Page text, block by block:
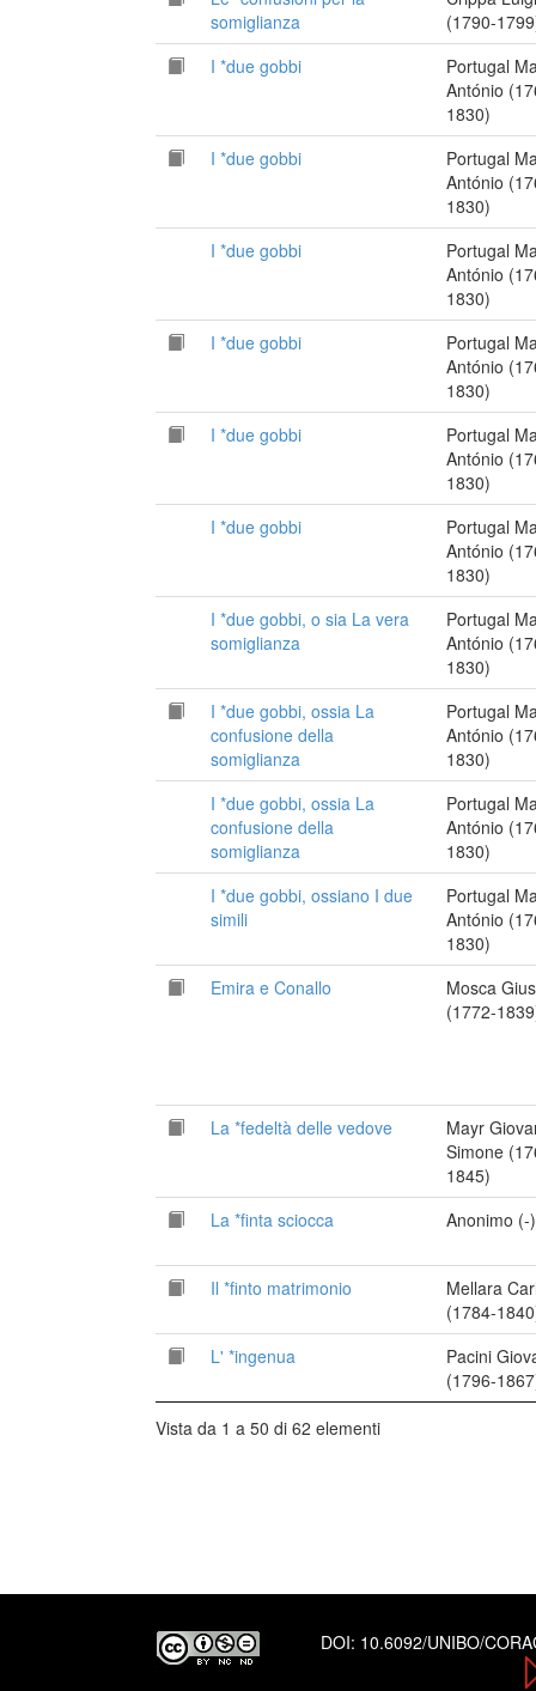
somiglianza
(1790-
I *due gobbi
Portugal
António
1830)
I *due gobbi
Portugal
António
1830)
I *due gobbi
Portugal
António
1830)
I *due gobbi
Portugal
António
1830)
I *due gobbi
Portugal
António
1830)
I *due gobbi
Portugal
António
1830)
I *due gobbi, o sia La vera
somiglianza
Portugal
António
1830)
I *due gobbi, ossia La
confusione della
somiglianza
Portugal
António
1830)
I *due gobbi, ossia La
confusione della
somiglianza
Portugal
António
1830)
I *due gobbi, ossiano I due
simili
Portugal
António
1830)
Emira e Conallo
Mosca
(1772-
La *fedeltà delle vedove
Mayr
Simone
1845)
La *finta sciocca
Anonimo (-)
Il *finto matrimonio
Mellara
(1784-
L' *ingenua
Pacini
(1796-
Vista da 1 a 50 di 62 elementi
DOI: 10.6092/UNIBO/